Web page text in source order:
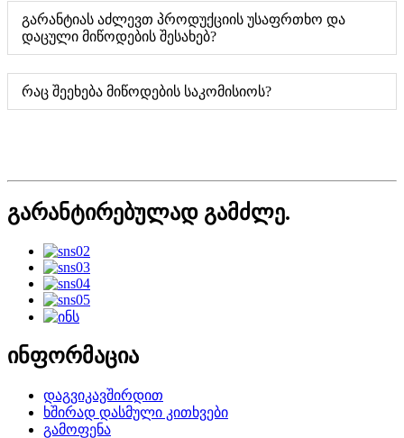
გარანტიას აძლევთ პროდუქციის უსაფრთხო და
დაცული მიწოდების შესახებ?
რაც შეეხება მიწოდების საკომისიოს?
გარანტირებულად გამძლე.
ინფორმაცია
დაგვიკავშირდით
ხშირად დასმული კითხვები
გამოფენა